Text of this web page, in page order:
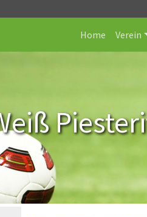
Home Verein